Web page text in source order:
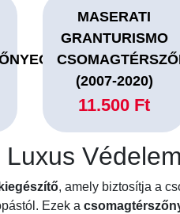
MASERATI
GRANTURISMO
(2007-2020)
11.500 Ft
, amely biztosítja a
Ezek a